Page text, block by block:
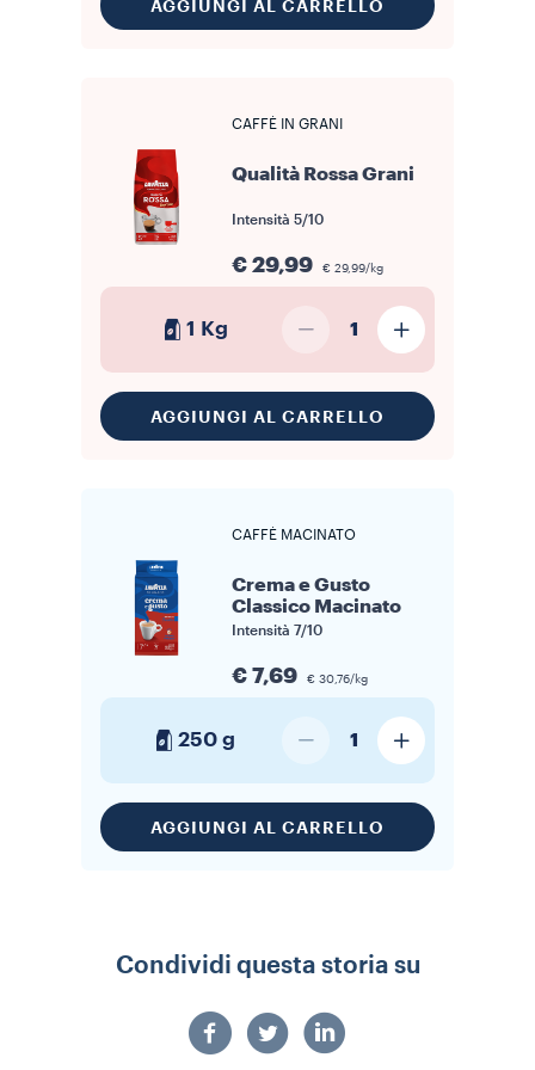
AGGIUNGI AL CARRELLO
CAFFÈ IN GRANI
Qualità Rossa Grani
Intensità 5/10
€ 29,99 € 29,99/kg
1 Kg 1
AGGIUNGI AL CARRELLO
CAFFÈ MACINATO
Crema e Gusto
Classico Macinato
Intensità 7/10
€ 7,69 € 30,76/kg
250 g 1
AGGIUNGI AL CARRELLO
Condividi questa storia su